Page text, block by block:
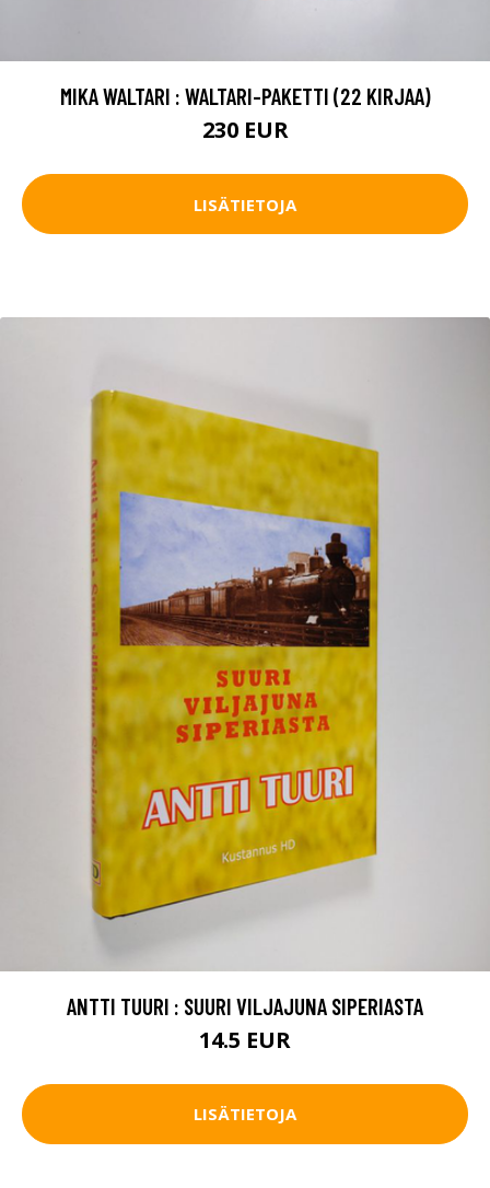
MIKA WALTARI : WALTARI-PAKETTI (22 KIRJAA)
230 EUR
LISÄTIETOJA
ANTTI TUURI : SUURI VILJAJUNA SIPERIASTA
14.5 EUR
LISÄTIETOJA